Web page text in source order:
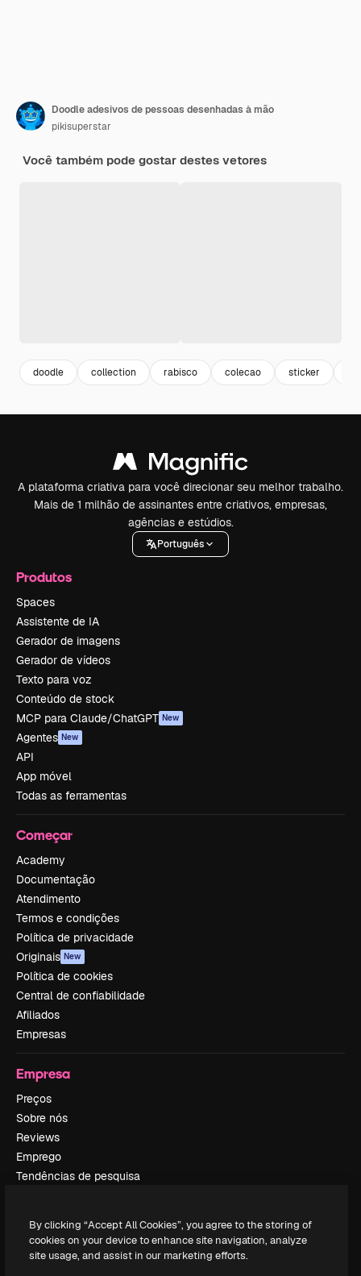
Doodle adesivos de pessoas desenhadas à mão
pikisuperstar
Você também pode gostar destes vetores
doodle collection rabisco colecao sticker
A plataforma criativa para você direcionar seu melhor trabalho.
Mais de 1 milhão de assinantes entre criativos, empresas,
agências e estúdios.
Português
Produtos
Spaces
Assistente de IA
Gerador de imagens
Gerador de vídeos
Texto para voz
Conteúdo de stock
MCP para Claude/ChatGPT New
Agentes New
API
App móvel
Todas as ferramentas
Começar
Academy
Documentação
Atendimento
Termos e condições
Política de privacidade
Originais New
Política de cookies
Central de confiabilidade
Afiliados
Empresas
Empresa
Preços
Sobre nós
Reviews
Emprego
Tendências de pesquisa
Slidesgo
Vender conteúdo
By clicking “Accept All Cookies”, you agree to the storing of
cookies on your device to enhance site navigation, analyze
site usage, and assist in our marketing efforts.